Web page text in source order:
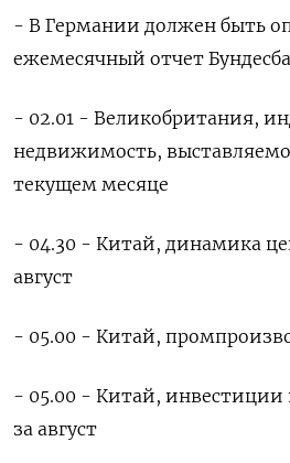
- В Германии должен быть
ежемесячный отчет
- 02.01 - Великобритания,
недвижимость,
текущем месяце
- 04.30 - Китай, динамика
август
- 05.00 - Китай,
- 05.00 - Китай,
за август